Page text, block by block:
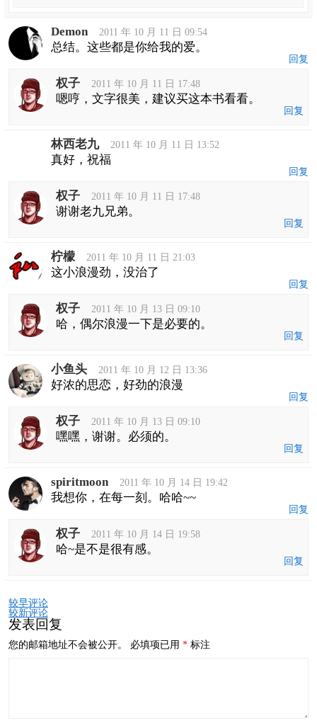
Demon 2011 年 10 月 11 日 09:54
总结。这些都是你给我的爱。
回复
权子 2011 年 10 月 11 日 17:48
嗯哼，文字很美，建议买这本书看看。
回复
林西老九 2011 年 10 月 11 日 13:52
真好，祝福
回复
权子 2011 年 10 月 11 日 17:48
谢谢老九兄弟。
回复
柠檬 2011 年 10 月 11 日 21:03
这小浪漫劲，没治了
回复
权子 2011 年 10 月 13 日 09:10
哈，偶尔浪漫一下是必要的。
回复
小鱼头 2011 年 10 月 12 日 13:36
好浓的思恋，好劲的浪漫
回复
权子 2011 年 10 月 13 日 09:10
嘿嘿，谢谢。必须的。
回复
spiritmoon 2011 年 10 月 14 日 19:42
我想你，在每一刻。哈哈~~
回复
权子 2011 年 10 月 14 日 19:58
哈~是不是很有感。
回复
评
论
导
航
较早评论
较新评论
发表回复
您的邮箱地址不会被公开。 必填项已用 * 标注